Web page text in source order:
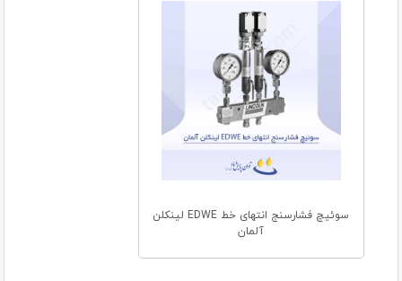
سوئیچ فشارسنج انتهای خط EDWE لینکلن
آلمان